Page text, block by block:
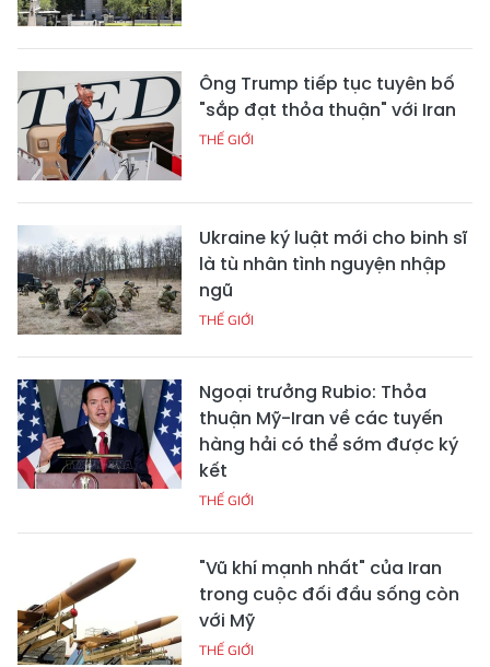
Ông Trump tiếp tục tuyên bố
"sắp đạt thỏa thuận" với Iran
THẾ GIỚI
Ukraine ký luật mới cho binh sĩ
là tù nhân tình nguyện nhập
ngũ
THẾ GIỚI
Ngoại trưởng Rubio: Thỏa
thuận Mỹ-Iran về các tuyến
hàng hải có thể sớm được ký
kết
THẾ GIỚI
"Vũ khí mạnh nhất" của Iran
trong cuộc đối đầu sống còn
với Mỹ
THẾ GIỚI